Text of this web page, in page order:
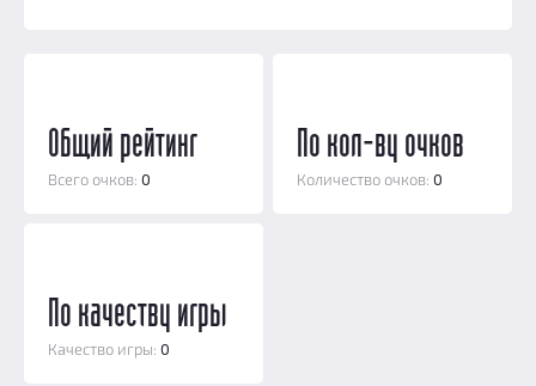
Общий рейтинг
Всего очков: 0
По кол-ву очков
Количество очков:0
По качеству игры
Качество игры: 0